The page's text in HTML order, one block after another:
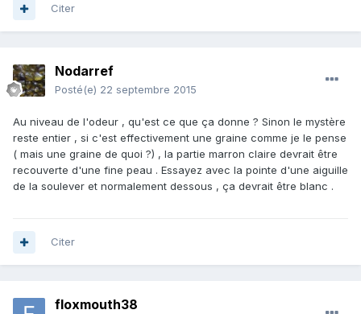
Citer
Nodarref
Posté(e) 22 septembre 2015
Au niveau de l'odeur , qu'est ce que ça donne ? Sinon le mystère
reste entier , si c'est effectivement une graine comme je le pense
( mais une graine de quoi ?) , la partie marron claire devrait être
recouverte d'une fine peau . Essayez avec la pointe d'une aiguille
de la soulever et normalement dessous , ça devrait être blanc .
Citer
floxmouth38